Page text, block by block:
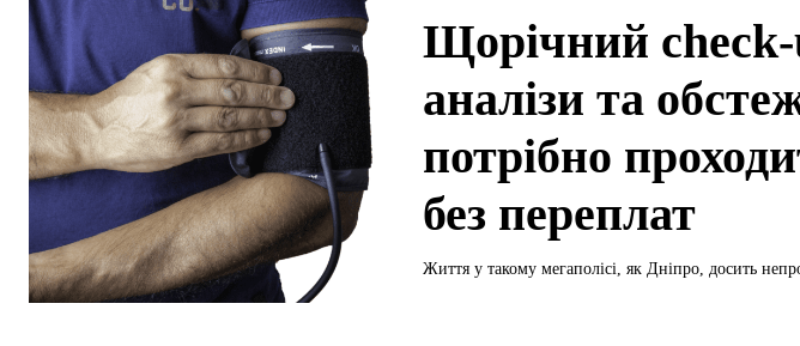
Щорічний check-
аналізи та
потрібно
без переплат
Життя у такому мегаполісі, як Дніпро, досить